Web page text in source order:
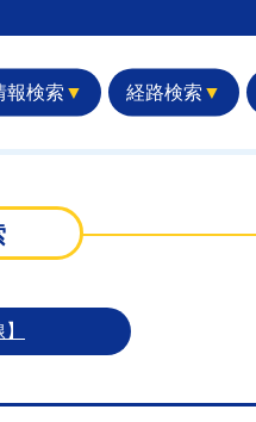
報検索 ▼ 経路検索 ▼